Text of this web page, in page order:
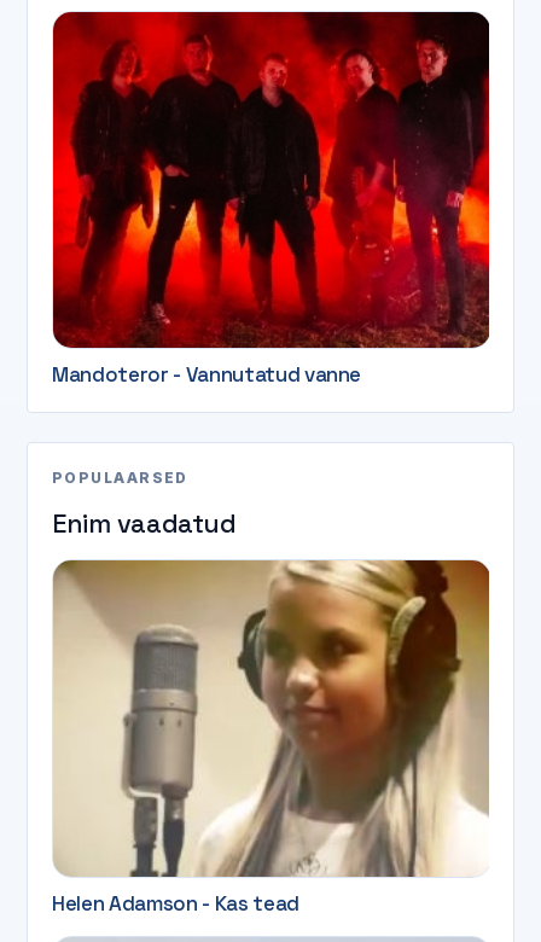
Mandoteror - Vannutatud vanne
POPULAARSED
Enim vaadatud
Helen Adamson - Kas tead